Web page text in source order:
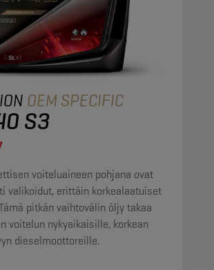
OEM SPECIFIC
S3
voiteluaineen pohjana ovat
valikoidut, erittäin korkealaatuiset
pitkän vaihtovälin öljy takaa
voitelun nykyaikaisille, korkean
dieselmoottoreille.